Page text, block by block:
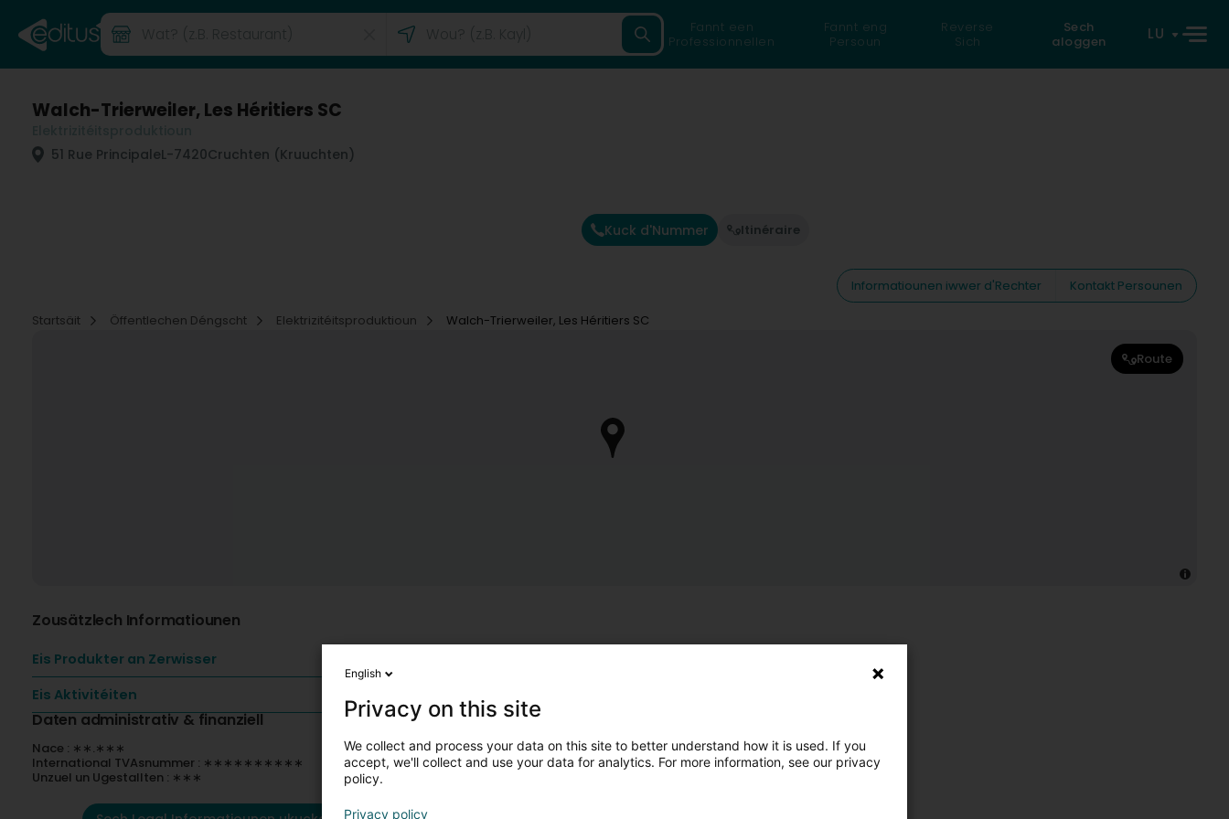
Fannt een
Professionnellen
Fannt eng
Persoun
Reverse
Sich
Sech
aloggen
LU
Walch-Trierweiler, Les Héritiers SC
51 Rue PrincipaleL-7420Cruchten (Kruuchten)
Kuck d'Nummer Itinéraire
Informatiounen iwwer d'Rechter
Kontakt Persounen
Startsäit
Öffentlechen Déngscht Elektrizitéitsproduktioun Walch-Trierweiler, Les Héritiers SC
Route
Zousätzlech Informatiounen
Eis Produkter an Zerwisser
Eis Aktivitéiten
Daten administrativ & finanziell
Nace : ∗∗.∗∗∗
International TVAsnummer : ∗∗∗∗∗∗∗∗∗∗
Unzuel un Ugestallten : ∗∗∗
English
Privacy on this site
We collect and process your data on this site to better understand how it is used. If you
accept, we'll collect and use your data for analytics. For more information, see our privacy
policy.
Privacy policy